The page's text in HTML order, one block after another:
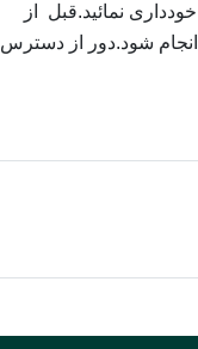
نمائید.قبل
از
شود.دور از دسترس